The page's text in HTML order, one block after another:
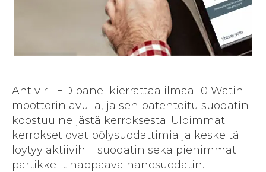
Antivir LED panel kierrättää ilmaa 10 Watin
moottorin avulla, ja sen patentoitu suodatin
koostuu neljästä kerroksesta. Uloimmat
kerrokset ovat pölysuodattimia ja keskeltä
löytyy aktiivihiilisuodatin sekä pienimmät
partikkelit nappaava nanosuodatin.